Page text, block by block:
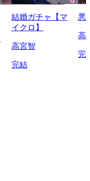
結婚ガチャ【マ
イクロ】
高宮智
完結
悪
高
完